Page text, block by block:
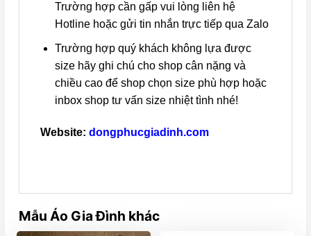
Trường hợp cần gấp vui lòng liên hệ
Hotline hoặc gửi tin nhắn trực tiếp qua Zalo
Trường hợp quý khách không lựa được
size hãy ghi chú cho shop cân nặng và
chiều cao để shop chọn size phù hợp hoặc
inbox shop tư vấn size nhiệt tình nhé!
Website: dongphucgiadinh.com
Mẫu Áo Gia Đình khác